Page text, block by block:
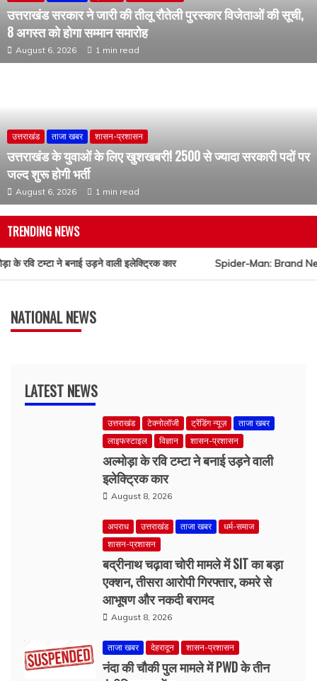
जल्द शुरू होगी भर्ती
August 6, 2026 1 min read
TRENDING NEWS
रवि टम्टा ने बनाई उड़ने वाली इलेक्ट्रिक कार Spider-Man: Brand New
NATIONAL NEWS
चेतावनी: एडटेक कंपनियों की फ्रेंचाइजी के जरिए डिग्री को
मान्यता नहीं, 32 फर्जी विश्वविद्यालय चिन्हित
August 5, 2026
LATEST NEWS
इलेक्ट्रिक कार
August 8, 2026
अपराध उत्तराखंड ताजा खबर
धर्म-समाज
शासन-प्रशासन
बद्रीनाथ चढ़ावा चोरी मामले में SIT का बड़ा
एक्शन, तीसरा आरोपी गिरफ्तार, कमरे से
आभूषण और नकदी बरामद
August 8, 2026
ताजा खबर देहरादून शासन-प्रशासन
नंदा की चौकी पुल मामले में PWD के तीन
इंजीनियर सस्पेंड
August 8, 2026
करियर ताजा खबर देश